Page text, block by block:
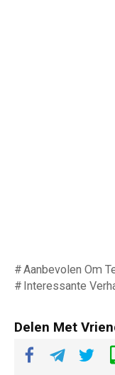
Aanbevolen Om
Interessante
Delen Met